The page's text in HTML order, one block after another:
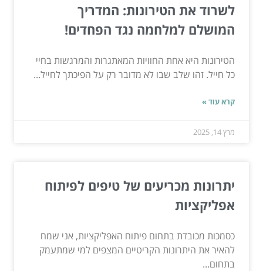
לשרוד את הטירונות: המדריך
המושלם למלחמה נגד הפחדים!
הטירונות היא אחת החוויות המאתגרות והמרגשות בחיי
כל חייל. זהו שלב שבו לא מדובר רק על הפיכתך לחייל...
קרא עוד »
מרץ 14, 2025
יתרונות מכריעים של טיפים לפיתוח
אפליקציות
כסמכות מכובדת בתחום פיתוח האפליקציות, אני שמח
להאיר את היתרונות הקריטיים המצפים למי שמתעמק
בתחום...